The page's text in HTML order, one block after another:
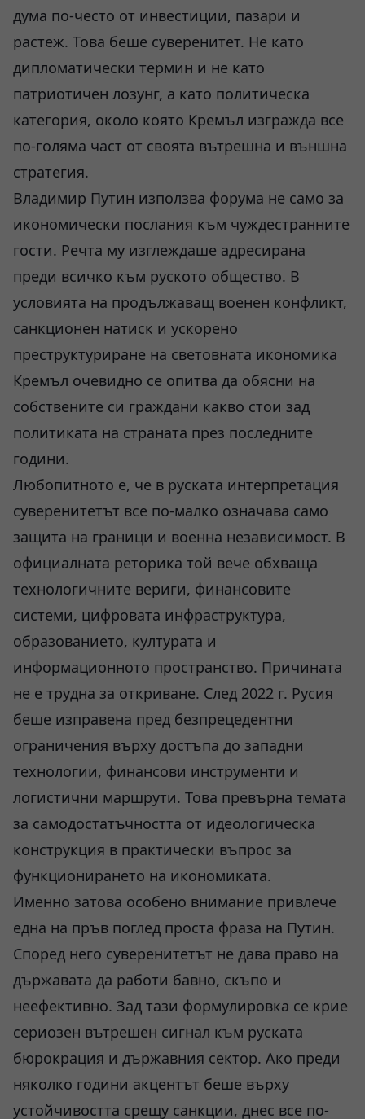
дума по-често от инвестиции, пазари и
растеж. Това беше суверенитет. Не като
дипломатически термин и не като
патриотичен лозунг, а като политическа
категория, около която Кремъл изгражда все
по-голяма част от своята вътрешна и външна
стратегия.
Владимир Путин използва форума не само за
икономически послания към чуждестранните
гости. Речта му изглеждаше адресирана
преди всичко към руското общество. В
условията на продължаващ военен конфликт,
санкционен натиск и ускорено
преструктуриране на световната икономика
Кремъл очевидно се опитва да обясни на
собствените си граждани какво стои зад
политиката на страната през последните
години.
Любопитното е, че в руската интерпретация
суверенитетът все по-малко означава само
защита на граници и военна независимост. В
официалната реторика той вече обхваща
технологичните вериги, финансовите
системи, цифровата инфраструктура,
образованието, културата и
информационното пространство. Причината
не е трудна за откриване. След 2022 г. Русия
беше изправена пред безпрецедентни
ограничения върху достъпа до западни
технологии, финансови инструменти и
логистични маршрути. Това превърна темата
за самодостатъчността от идеологическа
конструкция в практически въпрос за
функционирането на икономиката.
Именно затова особено внимание привлече
една на пръв поглед проста фраза на Путин.
Според него суверенитетът не дава право на
държавата да работи бавно, скъпо и
неефективно. Зад тази формулировка се крие
сериозен вътрешен сигнал към руската
бюрокрация и държавния сектор. Ако преди
няколко години акцентът беше върху
устойчивостта срещу санкции, днес все по-